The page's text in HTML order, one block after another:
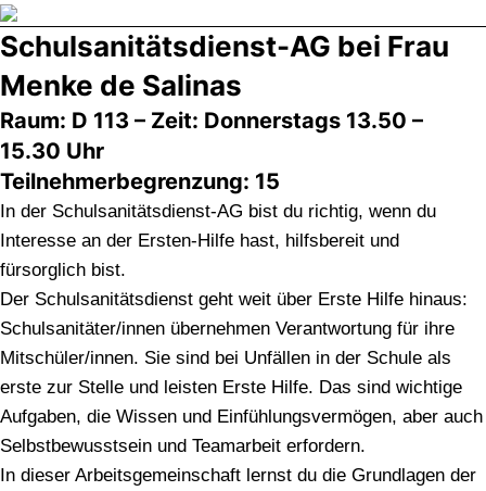
Direkt
zum
Inhalt
wechseln
Schulsanitätsdienst-AG bei Frau
Menke de Salinas
Raum: D 113 – Zeit: Donnerstags 13.50 –
15.30 Uhr
Teilnehmerbegrenzung: 15
In der Schulsanitätsdienst-AG bist du richtig, wenn du
Interesse an der Ersten-Hilfe hast, hilfsbereit und
fürsorglich bist.
Der Schulsanitätsdienst geht weit über Erste Hilfe hinaus:
Schulsanitäter/innen übernehmen Verantwortung für ihre
Mitschüler/innen. Sie sind bei Unfällen in der Schule als
erste zur Stelle und leisten Erste Hilfe. Das sind wichtige
Aufgaben, die Wissen und Einfühlungsvermögen, aber auch
Selbstbewusstsein und Teamarbeit erfordern.
In dieser Arbeitsgemeinschaft lernst du die Grundlagen der